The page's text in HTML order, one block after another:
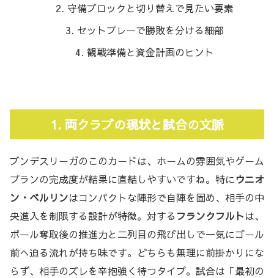
守備ブロックと切り替えで見たい要素
セットプレーで勝敗を分ける細部
観戦準備と資金計画のヒント
1. 両クラブの現状と試合の文脈
ブンデスリーガのこのカードは、ホームの雰囲気やゲーム
プランの完成度が結果に直結しやすいですね。特にウニオ
ン・ベルリンはコンパクトな陣形で自陣を固め、相手の中
央進入を制限する設計が特徴。対する フランクフルトは、
ボール奪取後の推進力と二列目の飛び出しで一気にゴール
前へ迫る流れが持ち味です。どちらも無理に前掛かりにな
らず、相手のズレを辛抱強く待つタイプ。試合は「最初の